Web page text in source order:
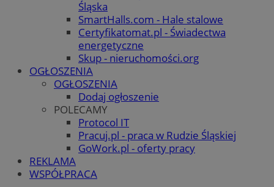
Śląska
SmartHalls.com - Hale stalowe
Certyfikatomat.pl - Świadectwa
energetyczne
Skup - nieruchomości.org
OGŁOSZENIA
OGŁOSZENIA
Dodaj ogłoszenie
POLECAMY
Protocol IT
Pracuj.pl - praca w Rudzie Śląskiej
GoWork.pl - oferty pracy
REKLAMA
WSPÓŁPRACA